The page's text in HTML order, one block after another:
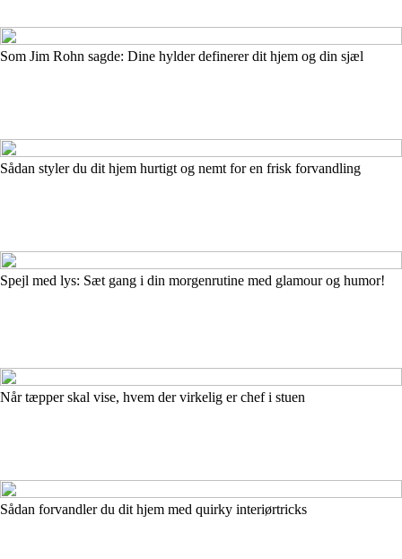
Som Jim Rohn sagde: Dine hylder definerer dit hjem og din sjæl
Sådan styler du dit hjem hurtigt og nemt for en frisk forvandling
Spejl med lys: Sæt gang i din morgenrutine med glamour og humor!
Når tæpper skal vise, hvem der virkelig er chef i stuen
Sådan forvandler du dit hjem med quirky interiørtricks